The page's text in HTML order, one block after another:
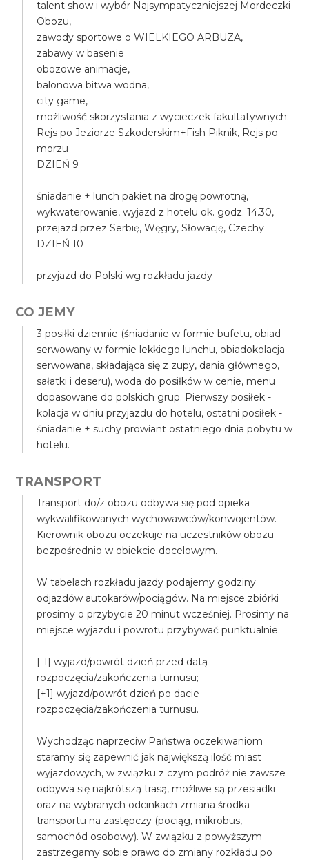
talent show i wybór Najsympatyczniejszej Mordeczki
Obozu,
zawody sportowe o WIELKIEGO ARBUZA,
zabawy w basenie
obozowe animacje,
balonowa bitwa wodna,
city game,
możliwość skorzystania z wycieczek fakultatywnych:
Rejs po Jeziorze Szkoderskim+Fish Piknik, Rejs po
morzu
DZIEŃ 9
śniadanie + lunch pakiet na drogę powrotną,
wykwaterowanie, wyjazd z hotelu ok. godz. 14.30,
przejazd przez Serbię, Węgry, Słowację, Czechy
DZIEŃ 10
przyjazd do Polski wg rozkładu jazdy
CO JEMY
3 posiłki dziennie (śniadanie w formie bufetu, obiad
serwowany w formie lekkiego lunchu, obiadokolacja
serwowana, składająca się z zupy, dania głównego,
sałatki i deseru), woda do posiłków w cenie, menu
dopasowane do polskich grup. Pierwszy posiłek -
kolacja w dniu przyjazdu do hotelu, ostatni posiłek -
śniadanie + suchy prowiant ostatniego dnia pobytu w
hotelu.
TRANSPORT
Transport do/z obozu odbywa się pod opieka
wykwalifikowanych wychowawców/konwojentów.
Kierownik obozu oczekuje na uczestników obozu
bezpośrednio w obiekcie docelowym.
W tabelach rozkładu jazdy podajemy godziny
odjazdów autokarów/pociągów. Na miejsce zbiórki
prosimy o przybycie 20 minut wcześniej. Prosimy na
miejsce wyjazdu i powrotu przybywać punktualnie.
[-1] wyjazd/powrót dzień przed datą
rozpoczęcia/zakończenia turnusu;
[+1] wyjazd/powrót dzień po dacie
rozpoczęcia/zakończenia turnusu.
Wychodząc naprzeciw Państwa oczekiwaniom
staramy się zapewnić jak największą ilość miast
wyjazdowych, w związku z czym podróż nie zawsze
odbywa się najkrótszą trasą, możliwe są przesiadki
oraz na wybranych odcinkach zmiana środka
transportu na zastępczy (pociąg, mikrobus,
samochód osobowy). W związku z powyższym
zastrzegamy sobie prawo do zmiany rozkładu po